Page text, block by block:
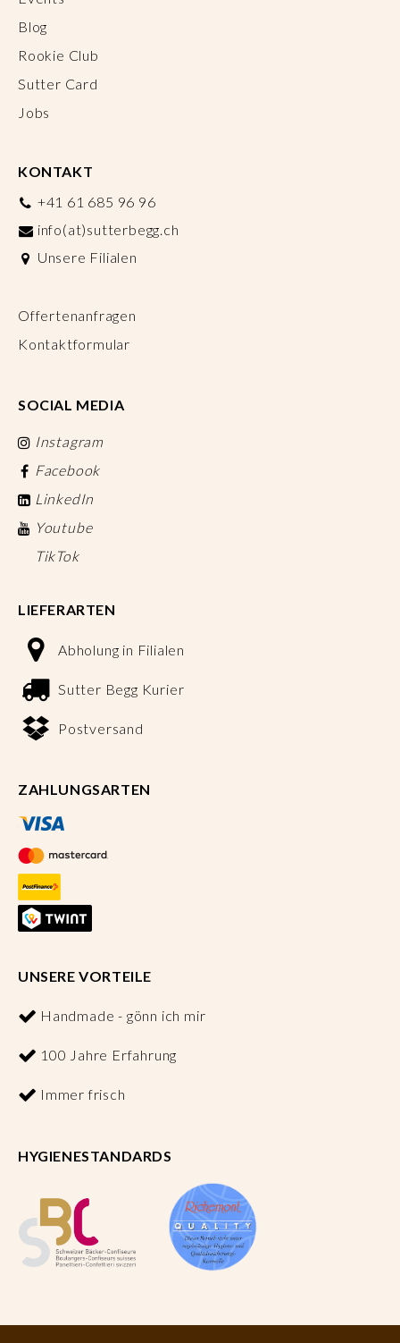
Blog
Rookie Club
Sutter Card
Jobs
KONTAKT
+41 61 685 96 96
info(at)sutterbegg.ch
Unsere Filialen
Offertenanfragen
Kontaktformular
SOCIAL MEDIA
Instagram
Facebook
LinkedIn
Youtube
TikTok
LIEFERARTEN
Abholung in Filialen
Sutter Begg Kurier
Postversand
ZAHLUNGSARTEN
UNSERE VORTEILE
Handmade - gönn ich mir
100 Jahre Erfahrung
Immer frisch
HYGIENESTANDARDS